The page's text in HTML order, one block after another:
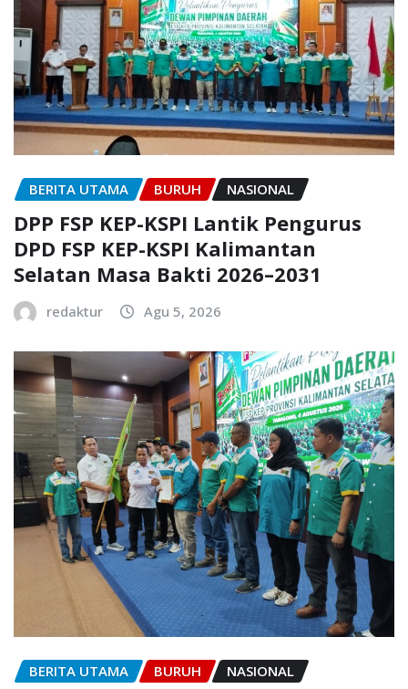
BERITA UTAMA BURUH NASIONAL
DPP FSP KEP-KSPI Lantik Pengurus
DPD FSP KEP-KSPI Kalimantan
Selatan Masa Bakti 2026–2031
redaktur Agu 5, 2026
BERITA UTAMA BURUH NASIONAL